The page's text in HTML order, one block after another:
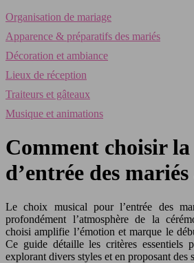
Organisation de mariage
Apparence & préparatifs des mariés
Décoration et ambiance
Lieux de réception
Traiteurs et gâteaux
Musique et animations
Comment choisir
d’entrée des mariés
Le choix musical pour l’entrée des
profondément l’atmosphère de la
choisi amplifie l’émotion et marque le
Ce guide détaille les critères essentiels
explorant divers styles et en proposant des